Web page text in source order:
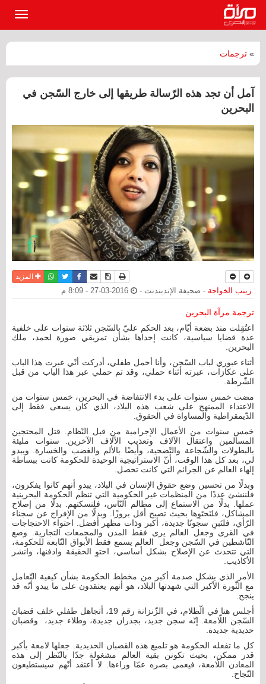
» ترجمات
آمل أن تجد هذه الرّسالة طريقها إلى خارج السّجن في
البحرين
نسخة للطباعة
حفظ الموضوع
أرسل الى صديق
فيسبوكتويترواتسابالمزيد
زينب الخواجة - صحيفة الإندبندنت -
ترجمة مرآة البحرين
اعتُقِلت منذ بضعة أيّام، بعد الحكم عليّ بالسّجن ثلاثة سنوات على خلفية
عدة قضايا سياسية، كانت إحداها بشأن تمزيقي صورة لحمد، ملك
البحرين.
أثناء عبوري لباب السّجن، وأنا أحمل طفلي، أدركت أنّي عبرت هذا الباب
على عكازات، عبرته أثناء حملي، وقد تم حملي عبر هذا الباب من قبل
الشّرطة.
مضت خمس سنوات على بدء الانتفاضة في البحرين، خمس سنوات من
الاعتداء الممنهج على شعب هذه البلاد، الذي كان يسعى فقط إلى
الدّيمقراطية والمساواة في الحقوق.
خمس سنوات من الأعمال الإجرامية من قبل النّظام. قتل المحتجين
المسالمين واعتقال الآلاف وتعذيب الآلاف الآخرين. سنوات مليئة
بالبطولات والشّجاعة والتّضحية، وأيضًا بالألم والغضب والخسارة. ويبدو
لي، بعد كل هذا الوقت، أنّ الاستراتيجية الوحيدة للحكومة كانت ببساطة
إلهاء العالم عن الجرائم التي كانت تحصل.
وبدلًا من تحسين وضع حقوق الإنسان في البلاد، يبدو أنهم كانوا يفكرون،
فلننشئ عددًا من المنظمات غير الحكومية التي تنظم الحكومة البحرينية
عملها. بدلًا من الاستماع إلى مظالم النّاس، فلنسكتهم. بدلًا من إصلاح
المشاكل، فلنَحتَوِها بحيث تصبح أقل بروزًا. وبدلًا من الإفراج عن سجناء
الرّأي، فلنَبنِ سجونًا جديدة، أكبر وذات مظهر أفضل. احتواء الاحتجاجات
في القرى وجعل العالم يرى فقط المدن والمجمعات التجارية. وضع
النّاشطين في السّجن وجعل العالم يسمع فقط الأبواق التّابعة للحكومة،
التي تتحدث عن الإصلاح بشكل أساسي، احتوِ الحقيقة وادفنها، وانشر
الأكاذيب.
الأمر الذي يشكل صدمة أكبر من مخطط الحكومة بشأن كيفية التّعامل
مع الثّورة الأكبر التي شهدتها البلاد، هو أنهم يعتقدون على ما يبدو أنّه قد
ينجح.
أجلس هنا في الّظلام، في الزّنزانة رقم 19، أتجاهل طفلي خلف قضبان
السّجن اللّامعة. إنّه سجن جديد، بجدران جديدة، وطلاء جديد، وقضبان
حديدية جديدة.
كل ما تفعله الحكومة هو تلميع هذه القضبان الحديدية. جعلها لامعة بأكبر
قدر ممكن، بحيث تكونن بقية العالم مشغولة جدًا بالنّظر إلى هذه
المعادن اللّامعة، فيعمى بصره عمّا وراءها. لا أعتقد أنّهم سيستطيعون
النّجاح.